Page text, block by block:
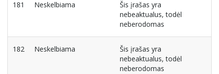
181 Neskelbiama
Šis įrašas yra
nebeaktualus, todėl
neberodomas
182 Neskelbiama
Šis įrašas yra
nebeaktualus, todėl
neberodomas